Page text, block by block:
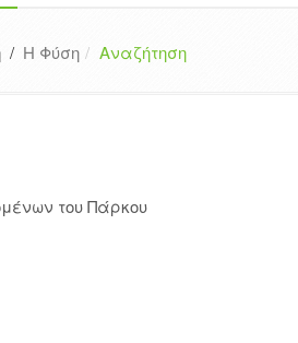
/ Η Φύση Αναζήτηση
του Πάρκου